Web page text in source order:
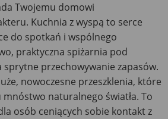
Twojemu domowi
Kuchnia z wyspą to serce
do spotkań i wspólnego
praktyczna spiżarnia pod
przechowywanie zapasów.
nowoczesne przeszklenia, które
naturalnego światła. To
osób ceniących sobie kontakt z